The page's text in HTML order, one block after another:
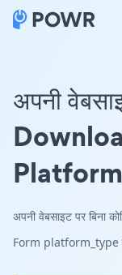
अपनी
अपनी वेबसाइट पर बिना
Form platform_type